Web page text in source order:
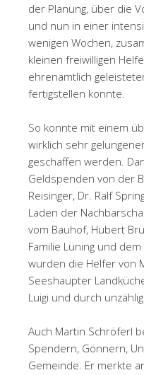
der Planung, über die
und nun in einer
wenigen Wochen,
kleinen freiwilligen
ehrenamtlich
fertigstellen konnte.
So konnte mit einem
wirklich sehr
geschaffen werden.
Geldspenden von der
Reisinger, Dr. Ralf
Laden der
vom Bauhof, Hubert
Familie Lüning und
wurden die Helfer von
Seeshaupter
Luigi und durch
Auch Martin Schröferl
Spendern, Gönnern,
Gemeinde. Er merkte